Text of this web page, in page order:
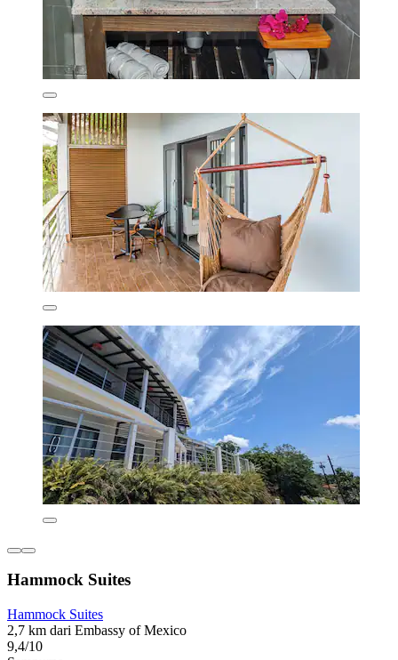
Hammock Suites
Hammock Suites
2,7 km dari Embassy of Mexico
9,4/10